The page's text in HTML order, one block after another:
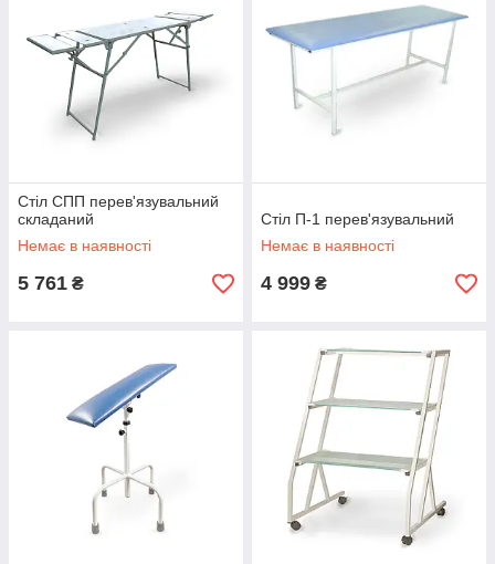
Стіл СПП перев'язувальний
складаний
Немає в наявності
5 761 ₴
Стіл П-1 перев'язувальний
Немає в наявності
4 999 ₴